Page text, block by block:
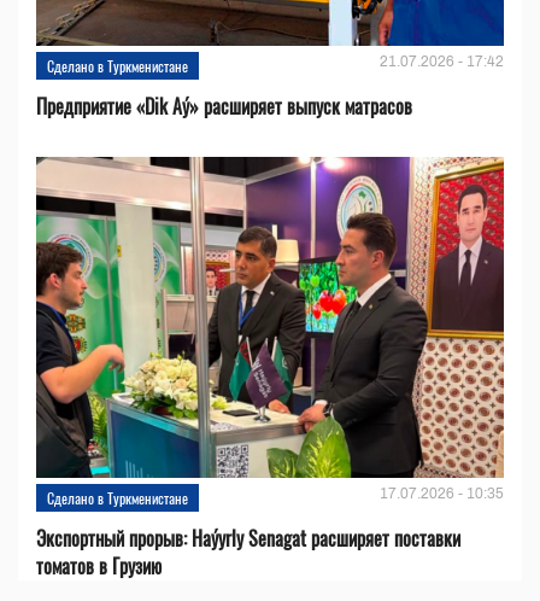
Сделано в Туркменистане 21.07.2026 - 17:42
Предприятие «Dik Aý» расширяет выпуск матрасов
Сделано в Туркменистане 17.07.2026 - 10:35
Экспортный прорыв: Haýyrly Senagat расширяет поставки
томатов в Грузию